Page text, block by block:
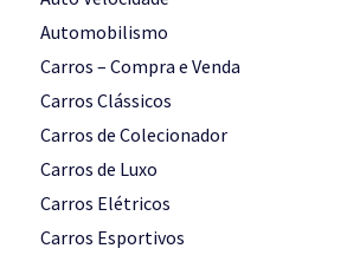
Automobilismo
Carros – Compra e Venda
Carros Clássicos
Carros de Colecionador
Carros de Luxo
Carros Elétricos
Carros Esportivos